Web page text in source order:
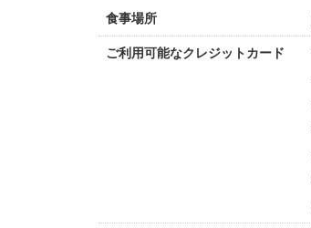
食事場所
ご利用可能なクレジットカード